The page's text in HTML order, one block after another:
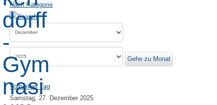
Nach Kategorie
Gehe zu Monat
Vorheriger Tag
Samstag, 27. Dezember 2025